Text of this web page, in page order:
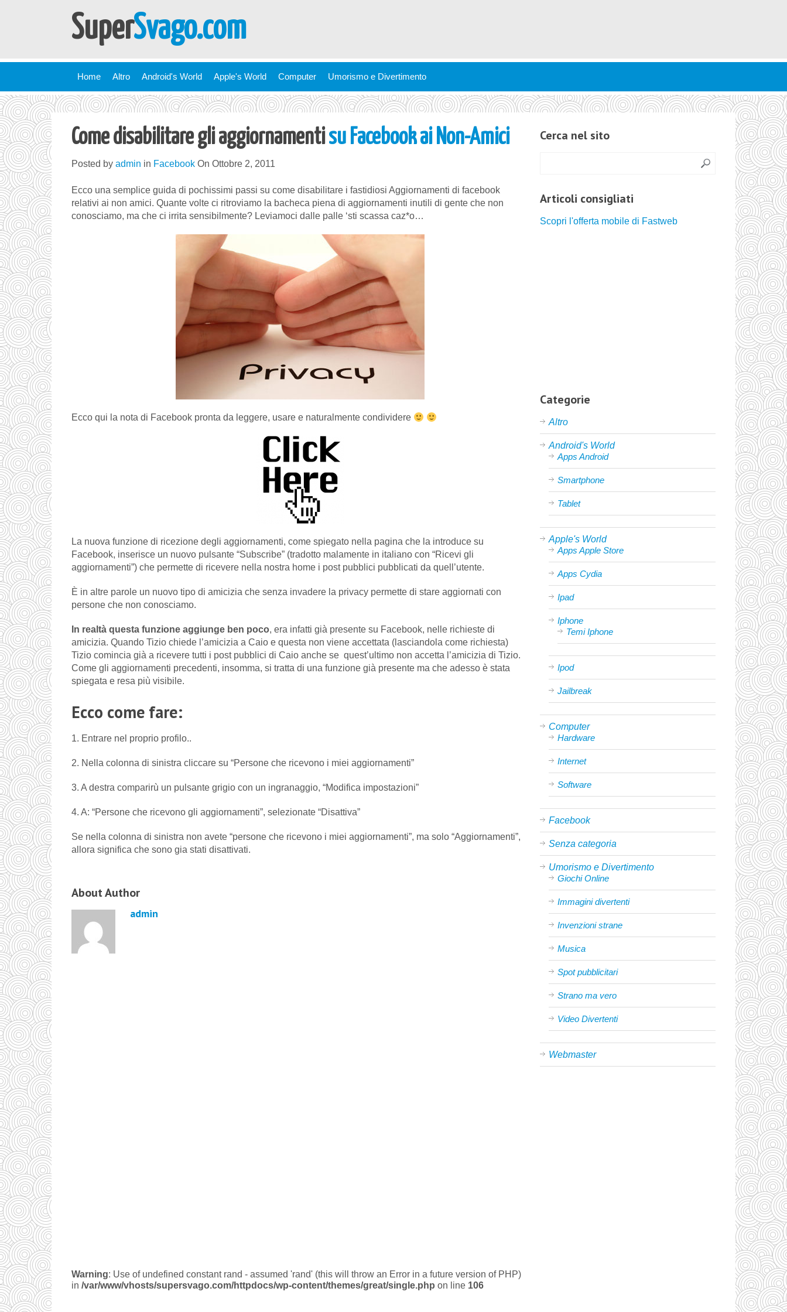
SuperSvago.com
Home Altro Android's World Apple's World Computer Umorismo e Divertimento
Come disabilitare gli aggiornamentisu Facebook ai Non-Amici
Posted by admin in Facebook On Ottobre 2, 2011
Ecco una semplice guida di pochissimi passi su come disabilitare i fastidiosi Aggiornamenti di facebook
relativi ai non amici. Quante volte ci ritroviamo la bacheca piena di aggiornamenti inutili di gente che non
conosciamo, ma che ci irrita sensibilmente? Leviamoci dalle palle ‘sti scassa caz*o…
Ecco qui la nota di Facebook pronta da leggere, usare e naturalmente condividere
La nuova funzione di ricezione degli aggiornamenti, come spiegato nella pagina che la introduce su
Facebook, inserisce un nuovo pulsante “Subscribe” (tradotto malamente in italiano con “Ricevi gli
aggiornamenti”) che permette di ricevere nella nostra home i post pubblici pubblicati da quell’utente.
È in altre parole un nuovo tipo di amicizia che senza invadere la privacy permette di stare aggiornati con
persone che non conosciamo.
In realtà questa funzione aggiunge ben poco, era infatti già presente su Facebook, nelle richieste di
amicizia. Quando Tizio chiede l’amicizia a Caio e questa non viene accettata (lasciandola come richiesta)
Tizio comincia già a ricevere tutti i post pubblici di Caio anche se quest’ultimo non accetta l’amicizia di Tizio.
Come gli aggiornamenti precedenti, insomma, si tratta di una funzione già presente ma che adesso è stata
spiegata e resa più visibile.
Ecco come fare:
1. Entrare nel proprio profilo..
2. Nella colonna di sinistra cliccare su “Persone che ricevono i miei aggiornamenti”
3. A destra comparirù un pulsante grigio con un ingranaggio, “Modifica impostazioni”
4. A: “Persone che ricevono gli aggiornamenti”, selezionate “Disattiva”
Se nella colonna di sinistra non avete “persone che ricevono i miei aggiornamenti”, ma solo “Aggiornamenti”,
allora significa che sono gia stati disattivati.
About Author
admin
Warning: Use of undefined constant rand - assumed 'rand' (this will throw an Error in a future version of PHP)
in /var/www/vhosts/supersvago.com/httpdocs/wp-content/themes/great/single.php on line 106
Cerca nel sito
Articoli consigliati
Scopri l'offerta mobile di Fastweb
Categorie
Altro
Android's World
Apps Android
Smartphone
Tablet
Apple's World
Apps Apple Store
Apps Cydia
Ipad
Iphone
Temi Iphone
Ipod
Jailbreak
Computer
Hardware
Internet
Software
Facebook
Senza categoria
Umorismo e Divertimento
Giochi Online
Immagini divertenti
Invenzioni strane
Musica
Spot pubblicitari
Strano ma vero
Video Divertenti
Webmaster